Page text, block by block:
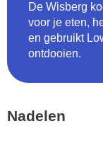
De Wisberg
voor je eten,
en gebruikt
ontdooien.
Nadelen